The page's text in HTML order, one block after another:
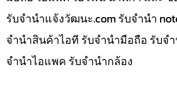
รับจํานําแจ้งวัฒนะ.com รับจำนำ
จำนำสินค้าไอที รับจำนำมือถือ รับจ
จำนำไอแพค รับจำนำกล้อง